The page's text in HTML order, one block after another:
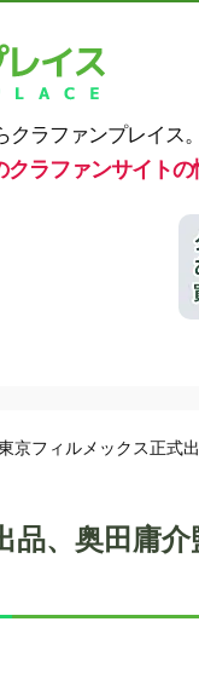
ラファンプレイス。
ラファンサイトの
京フィルメックス正式
、奥田庸